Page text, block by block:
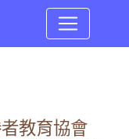
教育協會